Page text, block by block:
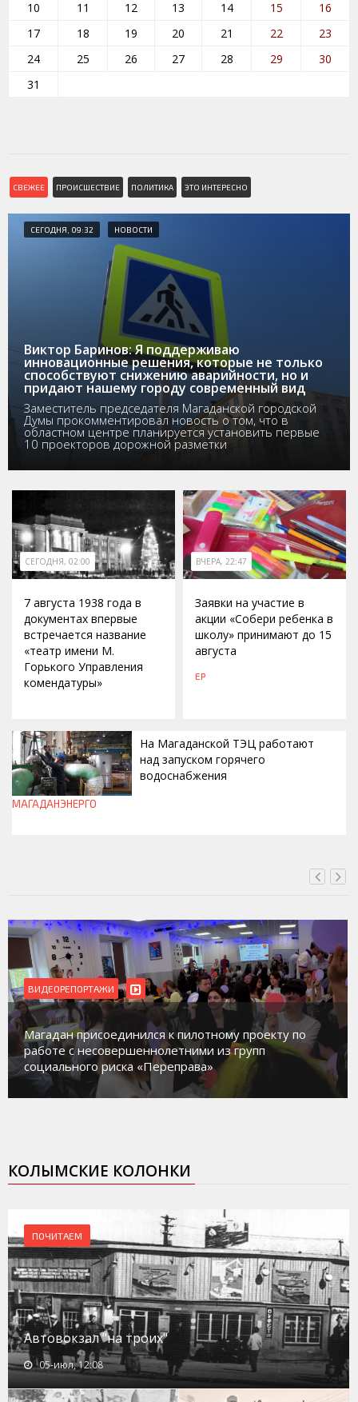
10 11 12 13 14 15
16
17
18 19 20 21 22
23
24
25 26 27 28 29
30
31
СВЕЖЕЕ ПРОИСШЕСТВИЕ ПОЛИТИКА ЭТО ИНТЕРЕСНО
СЕГОДНЯ, 09:32 НОВОСТИ
Виктор Баринов: Я поддерживаю
инновационные решения, которые не только
способствуют снижению аварийности, но и
придают нашему городу современный вид
Заместитель председателя Магаданской городской
Думы прокомментировал новость о том, что в
областном центре планируется установить первые
10 проекторов дорожной разметки
СЕГОДНЯ, 02:00
7 августа 1938 года в
документах впервые
встречается название
«театр имени М.
Горького Управления
комендатуры»
ВЧЕРА, 22:47
Заявки на участие в
акции «Собери ребенка в
школу» принимают до 15
августа
ЕР
На Магаданской ТЭЦ работают
над запуском горячего
водоснабжения
МАГАДАНЭНЕРГО
БЛАГОУСТРОЙСТВО ВИДЕОРЕПОРТАЖИ
В Магадане идет обустройство новых детских
площадок в микрорайонах.
КОЛЫМСКИЕ КОЛОНКИ
ПОЧИТАЕМ
Автовокзал "на троих"
05-июл, 12:08